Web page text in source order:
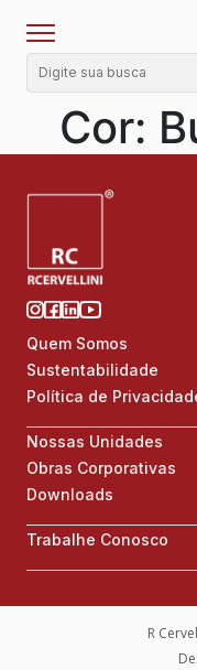
Cor:
Quem Somos
Sustentabilidade
Política de
Nossas Unidades
Obras Corporativas
Downloads
Trabalhe Conosco
R